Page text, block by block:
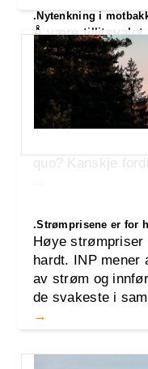
.Nytenkning i
Å være tillitsvalgt
som Industri- og
annet enn enkelt.
prøver å
landet, men
hån. Hvorfor er
quo? Kanskje
.Strømprisene er for
Høye strømpriser
hardt. INP mener
av strøm og
de svakeste i